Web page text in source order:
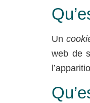
Un
web de